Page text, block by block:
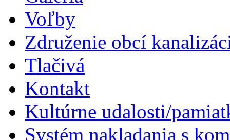
Voľby
Združenie obcí
Tlačivá
Kontakt
Kultúrne udalosti/
Systém nakladania s